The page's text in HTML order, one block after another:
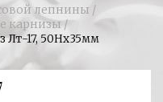
лепнины /
карнизы/
Лт-17, 50Нх35мм